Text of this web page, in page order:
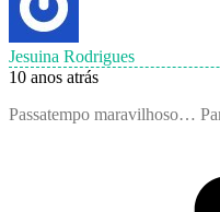
Jesuina Rodrigues
10 anos atrás
Passatempo maravilhoso…